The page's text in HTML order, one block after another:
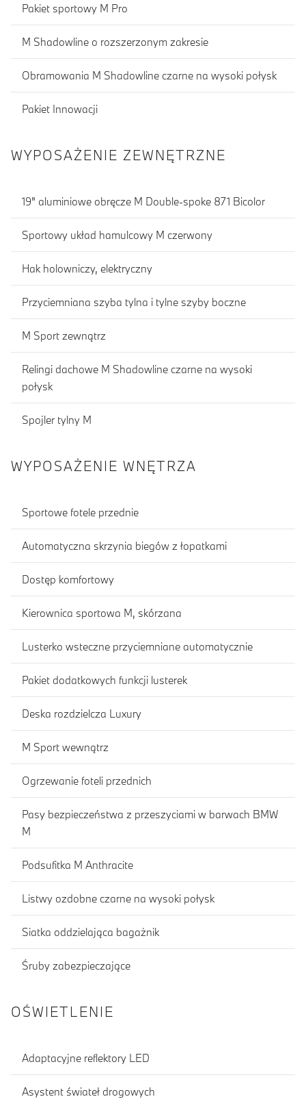
Pakiet sportowy M Pro
M Shadowline o rozszerzonym zakresie
Obramowania M Shadowline czarne na wysoki połysk
Pakiet Innowacji
WYPOSAŻENIE ZEWNĘTRZNE
19" aluminiowe obręcze M Double-spoke 871 Bicolor
Sportowy układ hamulcowy M czerwony
Hak holowniczy, elektryczny
Przyciemniana szyba tylna i tylne szyby boczne
M Sport zewnątrz
Relingi dachowe M Shadowline czarne na wysoki
połysk
Spojler tylny M
WYPOSAŻENIE WNĘTRZA
Sportowe fotele przednie
Automatyczna skrzynia biegów z łopatkami
Dostęp komfortowy
Kierownica sportowa M, skórzana
Lusterko wsteczne przyciemniane automatycznie
Pakiet dodatkowych funkcji lusterek
Deska rozdzielcza Luxury
M Sport wewnątrz
Ogrzewanie foteli przednich
Pasy bezpieczeństwa z przeszyciami w barwach BMW
M
Podsufitka M Anthracite
Listwy ozdobne czarne na wysoki połysk
Siatka oddzielająca bagażnik
Śruby zabezpieczające
OŚWIETLENIE
Adaptacyjne reflektory LED
Asystent świateł drogowych